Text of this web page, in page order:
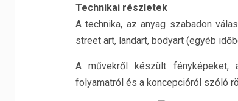
Technikai részletek
A technika, az anyag szabadon
street art, landart, bodyart (egyéb
A művekről készült
folyamatról és a koncepcióról szóló